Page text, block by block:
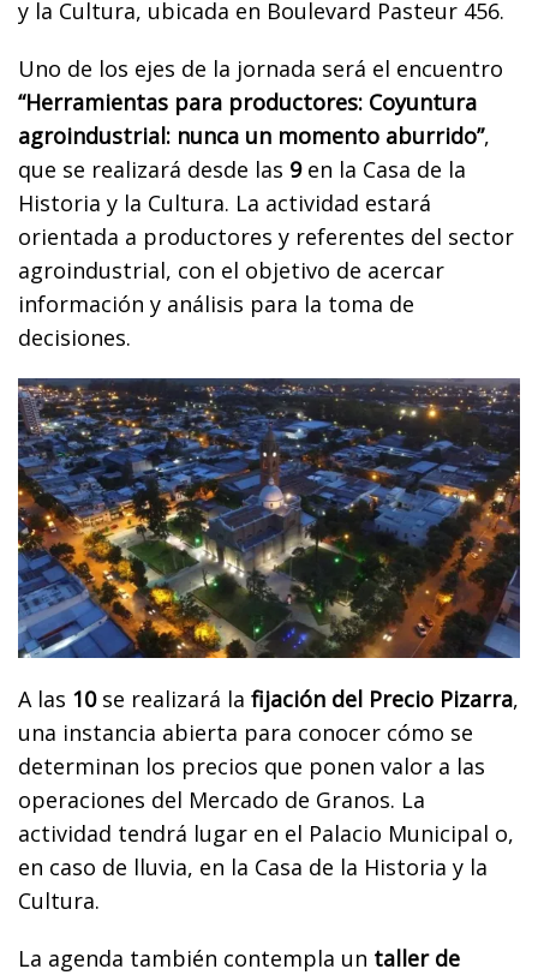
y la Cultura, ubicada en Boulevard Pasteur 456.
Uno de los ejes de la jornada será el encuentro
“Herramientas para productores: Coyuntura
agroindustrial: nunca un momento aburrido”,
que se realizará desde las 9en la Casa de la
Historia y la Cultura. La actividad estará
orientada a productores y referentes del sector
agroindustrial, con el objetivo de acercar
información y análisis para la toma de
decisiones.
A las 10se realizará la fijación del Precio Pizarra,
una instancia abierta para conocer cómo se
determinan los precios que ponen valor a las
operaciones del Mercado de Granos. La
actividad tendrá lugar en el Palacio Municipal o,
en caso de lluvia, en la Casa de la Historia y la
Cultura.
La agenda también contempla un taller de